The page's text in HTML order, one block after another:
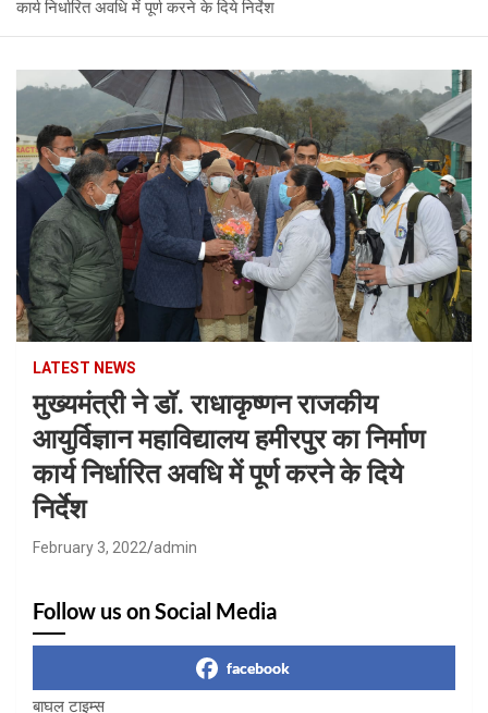
कार्य निर्धारित अवधि में पूर्ण करने के दिये निर्देश
LATEST NEWS
मुख्यमंत्री ने डाॅ. राधाकृष्णन राजकीय
आयुर्विज्ञान महाविद्यालय हमीरपुर का निर्माण
कार्य निर्धारित अवधि में पूर्ण करने के दिये
निर्देश
February 3, 2022 admin
Follow us on Social Media
facebook
बाघल टाइम्स